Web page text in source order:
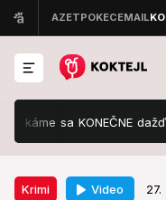
sa KONEČNE dažďa
Krimi Video
Krimi 27. apr. 2023